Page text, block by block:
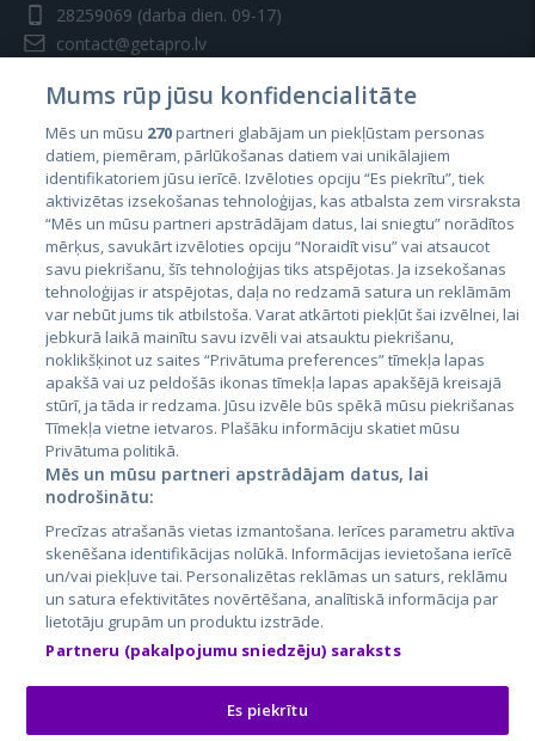
28259069 (darba dien. 09-17)
contact@getapro.lv
Valstis
Igaunija
Latvija
Lietuva
City24.lv
City24.ee
GetaPro.lv
GetaPro.ee
Skelbiu.lt
Autoplius.lt
Aruodas.lt
CVbankas.lt
Kainos.lt
Paslaugos.lt
auto24.ee
Osta.ee
KuldneBörs.ee
Mums rūp jūsu konfidencialitāte
Mēs un mūsu 270partneri glabājam un piekļūstam personas
datiem, piemēram, pārlūkošanas datiem vai unikālajiem
identifikatoriem jūsu ierīcē. Izvēloties opciju “Es piekrītu”, tiek
aktivizētas izsekošanas tehnoloģijas, kas atbalsta zem virsraksta
“Mēs un mūsu partneri apstrādājam datus, lai sniegtu” norādītos
mērķus, savukārt izvēloties opciju “Noraidīt visu” vai atsaucot
savu piekrišanu, šīs tehnoloģijas tiks atspējotas. Ja izsekošanas
tehnoloģijas ir atspējotas, daļa no redzamā satura un reklāmām
var nebūt jums tik atbilstoša. Varat atkārtoti piekļūt šai izvēlnei, lai
jebkurā laikā mainītu savu izvēli vai atsauktu piekrišanu,
noklikšķinot uz saites “Privātuma preferences” tīmekļa lapas
apakšā vai uz peldošās ikonas tīmekļa lapas apakšējā kreisajā
stūrī, ja tāda ir redzama. Jūsu izvēle būs spēkā mūsu piekrišanas
Tīmekļa vietne ietvaros. Plašāku informāciju skatiet mūsu
Privātuma politikā.
Mēs un mūsu partneri apstrādājam datus, lai
nodrošinātu:
Precīzas atrašanās vietas izmantošana. Ierīces parametru aktīva
skenēšana identifikācijas nolūkā. Informācijas ievietošana ierīcē
un/vai piekļuve tai. Personalizētas reklāmas un saturs, reklāmu
un satura efektivitātes novērtēšana, analītiskā informācija par
lietotāju grupām un produktu izstrāde.
Partneru (pakalpojumu sniedzēju) saraksts
Es piekrītu